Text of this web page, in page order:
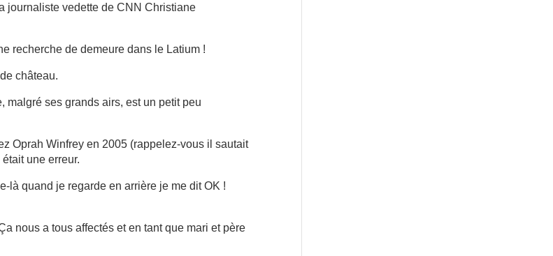
journaliste vedette de CNN Christiane
recherche de demeure dans le Latium !
château.
malgré ses grands airs, est un petit peu
Oprah Winfrey en 2005 (rappelez-vous il sautait
une erreur.
là quand je regarde en arrière je me dit OK !
nous a tous affectés et en tant que mari et père